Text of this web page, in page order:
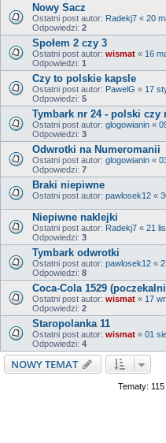
Nowy Sacz
Ostatni post autor: Radekj7 « 20
Odpowiedzi: 2
Społem 2 czy 3
Ostatni post autor: wismat « 16
Odpowiedzi: 1
Czy to polskie kapsle
Ostatni post autor: PawelG « 17
Odpowiedzi: 5
Tymbark nr 24 - polski czy
Ostatni post autor: glogowianin «
Odpowiedzi: 3
Odwrotki na Numeromanii
Ostatni post autor: glogowianin «
Odpowiedzi: 7
Braki niepiwne
Ostatni post autor: pawlosek12 «
Niepiwne naklejki
Ostatni post autor: Radekj7 « 21
Odpowiedzi: 3
Tymbark odwrotki
Ostatni post autor: pawlosek12 «
Odpowiedzi: 8
Coca-Cola 1529
Ostatni post autor: wismat « 17
Odpowiedzi: 2
Staropolanka 11
Ostatni post autor: wismat « 01
Odpowiedzi: 4
NOWY TEMAT
Tematy: 115